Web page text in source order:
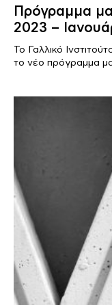
Πρόγραμμα
2023 –
Το Γαλλικό
το νέο πρόγραμμα